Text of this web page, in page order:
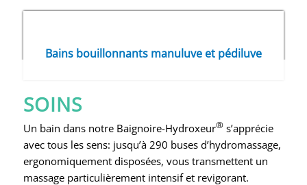
Bains bouillonnants manuluve et pédiluve
SOINS
Un bain dans notre Baignoire-Hydroxeur®s’apprécie
avec tous les sens: jusqu’à 290 buses d’hydromassage,
ergonomiquement disposées, vous transmettent un
massage particulièrement intensif et revigorant.